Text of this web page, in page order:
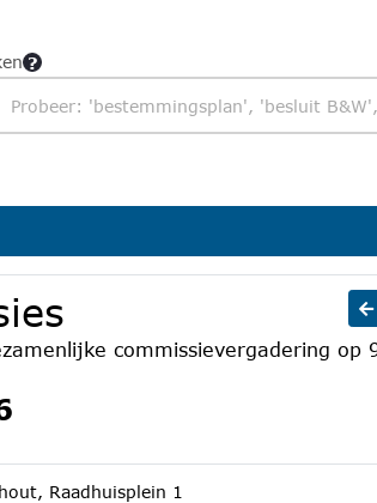
commissievergadering op
Raadhuisplein 1